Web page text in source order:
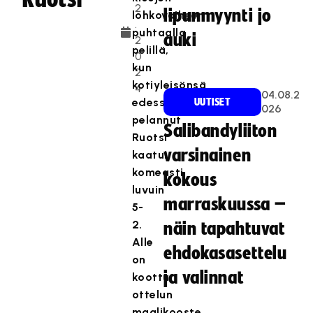
2
.
2
0
2
4
lohkovaiheen
puhtaalla
pelillä,
kun
kotiyleisönsä
edessä
pelannut
Ruotsi
kaatui
komeasti
luvuin
5-
2.
Alle
on
koottu
ottelun
lipunmyynti jo
auki
UUTISET
04.08.2
026
Salibandyliiton
varsinainen
kokous
marraskuussa –
näin tapahtuvat
ehdokasasettelu
ja valinnat